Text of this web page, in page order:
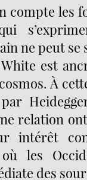
compte les
ne peut se
est
À
relation
intérêt
les
des